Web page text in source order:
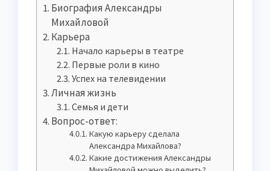
Биография Александры
Михайловой
Карьера
Начало карьеры в театре
Первые роли в кино
Успех на телевидении
Личная жизнь
Семья и дети
Вопрос-ответ:
Какую карьеру сделала
Александра Михайлова?
Какие достижения Александры